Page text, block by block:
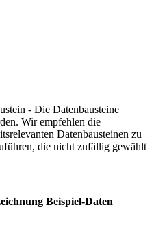
- Die Datenbausteine
Wir empfehlen die
Datenbausteinen zu
die nicht zufällig gewählt
Beispiel-Daten